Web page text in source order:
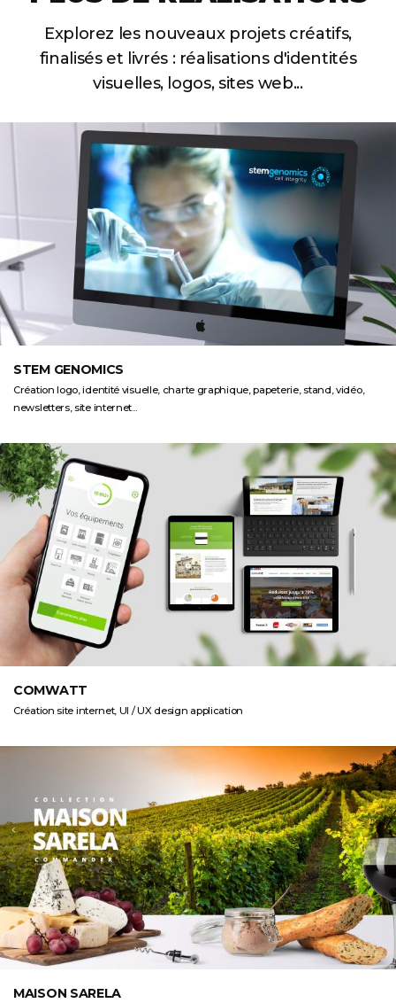
Explorez les nouveaux projets créatifs,
finalisés et livrés :réalisations d'identités
visuelles, logos, sites web...
STEM GENOMICS
Création logo, identité visuelle, charte graphique, papeterie, stand, vidéo,
newsletters, site internet...
COMWATT
Création site internet, UI / UX design application
MAISON SARELA